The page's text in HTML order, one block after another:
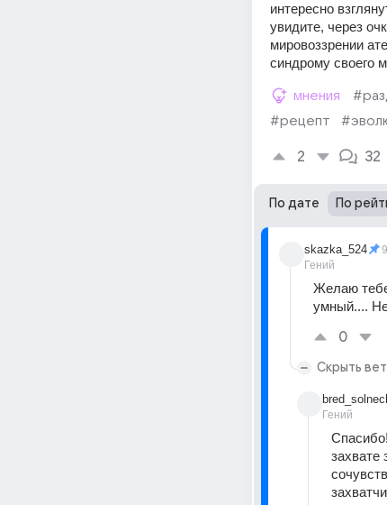
интересно
увидите, через
мировоззрении
синдрому своего
мнения
#рецепт
2 32
По дате По
skazka_524
Гений
Желаю
умный.... Не
0
Скрыть
Гений
захвате